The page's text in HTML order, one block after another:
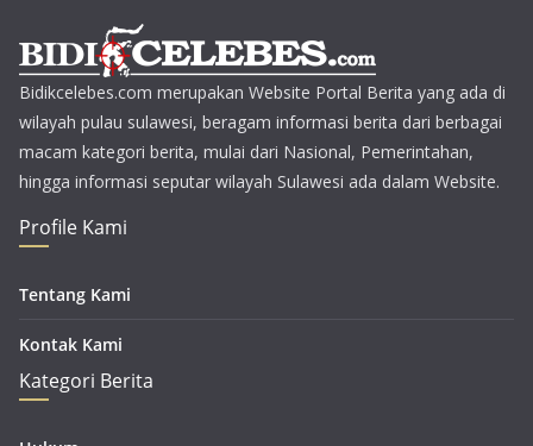
Bidikcelebes.com merupakan Website Portal Berita yang ada di
wilayah pulau sulawesi, beragam informasi berita dari berbagai
macam kategori berita, mulai dari Nasional, Pemerintahan,
hingga informasi seputar wilayah Sulawesi ada dalam Website.
Profile Kami
Tentang Kami
Kontak Kami
Kategori Berita